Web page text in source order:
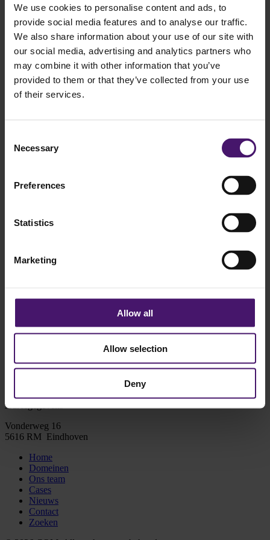
We use cookies to personalise content and ads, to
provide social media features and to analyse our traffic.
We also share information about your use of our site with
our social media, advertising and analytics partners who
may combine it with other information that you’ve
provided to them or that they’ve collected from your use
of their services.
Selection
Necessary
Preferences
Statistics
Marketing
Allow all
Allow selection
Deny
Vul hieronder je gegevens in.
Je kunt je eenvoudig en in elke mail die we sturen weer afmelden
met de link onderaan het bericht. We respecteren je privacy en
zullen je geen spam sturen. Lees hier ons privacy statement voor
meer informatie.
E-mailadres *
AVG*
Ik ga akkoord met het versturen en opslaan van deze
Indienen
+31407502323
Adresgegevens
Vonderweg 16
5616 RM Eindhoven
Home
Domeinen
Ons team
Cases
Nieuws
Contact
Zoeken